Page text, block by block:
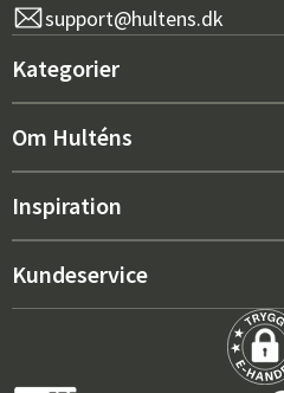
support@hultens.dk
Kategorier
Nyt hos os
Indretning
Om Hulténs
Om Hulténs
Salgsafdeling
Inspiration
Bestsellere
De rigtige hynder til
Kundeservice